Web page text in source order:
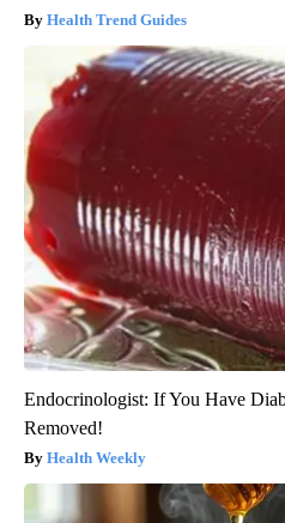
Health Trend Guides
Endocrinologist: If You Have
Removed!
Health Weekly